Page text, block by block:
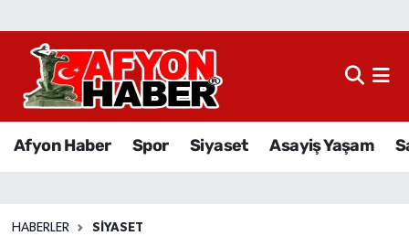
Afyon Haber Spor Siyaset Asayiş Yaşam
HABERLER SIYASET
Afyon Haber